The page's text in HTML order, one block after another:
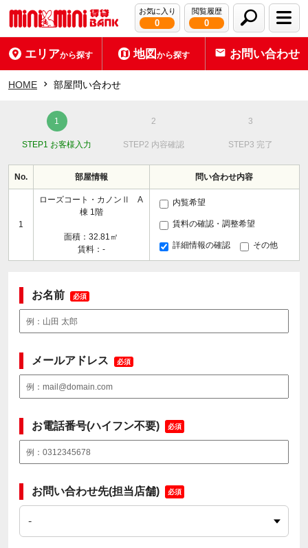
お気に入り
0
閲覧履歴
0
エリアから探す 地図から探す お問い合わせ
HOME 部屋問い合わせ
STEP1 お客様入力 STEP2 内容確認 STEP3 完了
No. 部屋情報 問い合わせ内容
1
ローズコート・カノンⅡ A
棟 1階
面積：32.81㎡
賃料：-
内覧希望
賃料の確認・調整希望
詳細情報の確認 その他
お名前 必須
メールアドレス 必須
お電話番号(ハイフン不要) 必須
お問い合わせ先(担当店舗) 必須